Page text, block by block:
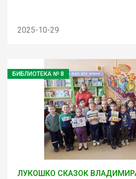
2025-10-29
БИБЛИОТЕКА № 8
ЛУКОШКО СКАЗОК